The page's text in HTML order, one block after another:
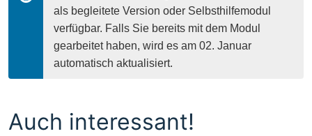
als begleitete Version oder Selbsthilfemodul
verfügbar. Falls Sie bereits mit dem Modul
gearbeitet haben, wird es am 02. Januar
automatisch aktualisiert.
Auch interessant!